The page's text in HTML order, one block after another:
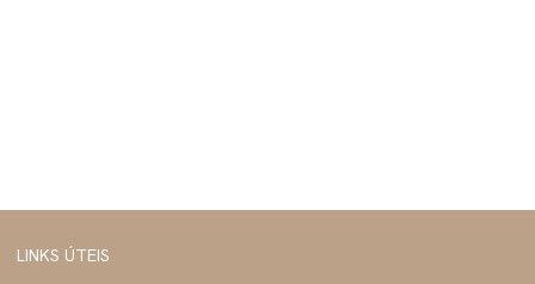
LINKS ÚTEIS